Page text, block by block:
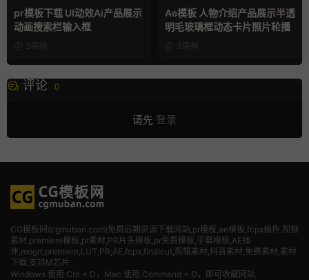
pr模板下载 UI动效Ai产品展示
动画搜索栏输入框
3周前
产品展示
Ae模板 人物介绍产品展示半透
明毛玻璃框动态卡片照片轮播
3周前
评论 0
请先 登录
CG模板网(cgmuban.com)免费后期资源下载网站,pr模板,ae模板,fcpx插件,视频
素材 ,premiere模板,pr素材,PR片头模板,pr免费模板,字幕模板,AE插
件,mogrt,premiere,LUT,PR,AE,fcpx,finalcut,剪辑素材,抖音素材,免费素材,素材
下载,支持M芯片
Windows 使用 Ctrl + D，Mac 使用 Command + D，即可收藏网站